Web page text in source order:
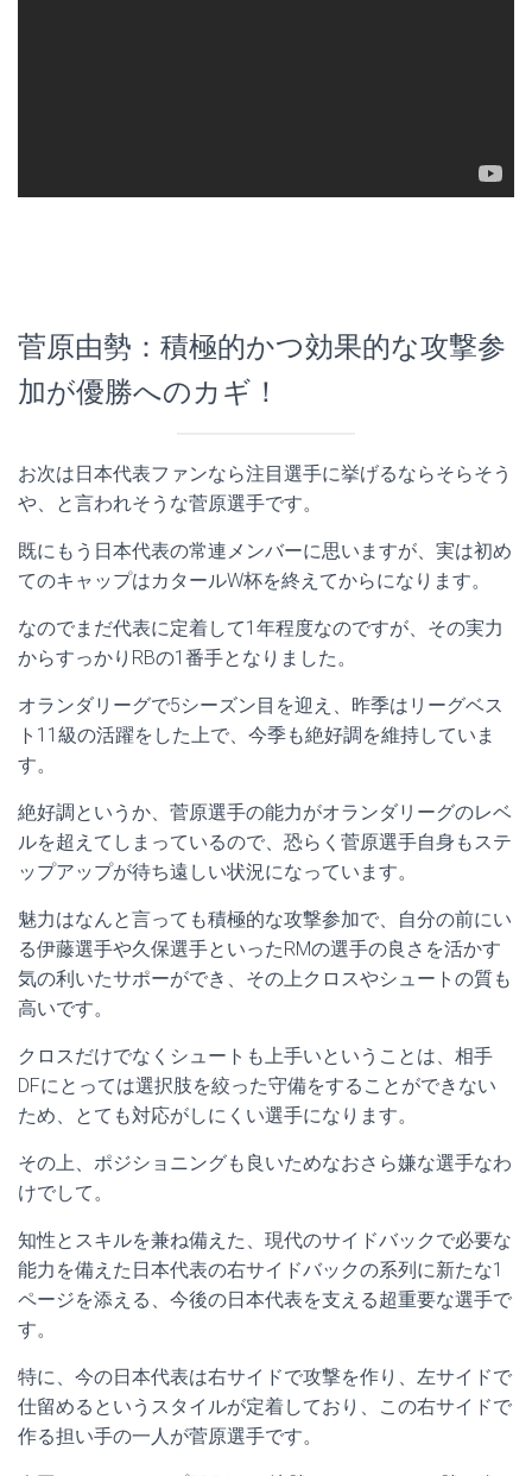
菅原由勢：積極的かつ効果的な攻撃参
加が優勝へのカギ！
お次は日本代表ファンなら注目選手に挙げるならそらそう
や、と言われそうな菅原選手です。
既にもう日本代表の常連メンバーに思いますが、実は初め
てのキャップはカタールW杯を終えてからになります。
なのでまだ代表に定着して1年程度なのですが、その実力
からすっかりRBの1番手となりました。
オランダリーグで5シーズン目を迎え、昨季はリーグベス
ト11級の活躍をした上で、今季も絶好調を維持していま
す。
絶好調というか、菅原選手の能力がオランダリーグのレベ
ルを超えてしまっているので、恐らく菅原選手自身もステ
ップアップが待ち遠しい状況になっています。
魅力はなんと言っても積極的な攻撃参加で、自分の前にい
る伊藤選手や久保選手といったRMの選手の良さを活かす
気の利いたサポーができ、その上クロスやシュートの質も
高いです。
クロスだけでなくシュートも上手いということは、相手
DFにとっては選択肢を絞った守備をすることができない
ため、とても対応がしにくい選手になります。
その上、ポジショニングも良いためなおさら嫌な選手なわ
けでして。
知性とスキルを兼ね備えた、現代のサイドバックで必要な
能力を備えた日本代表の右サイドバックの系列に新たな1
ページを添える、今後の日本代表を支える超重要な選手で
す。
特に、今の日本代表は右サイドで攻撃を作り、左サイドで
仕留めるというスタイルが定着しており、この右サイドで
作る担い手の一人が菅原選手です。